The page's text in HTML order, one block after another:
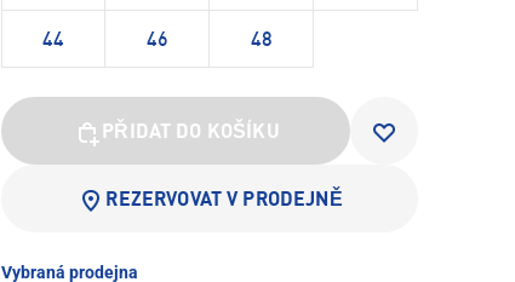
44 46 48
PŘIDAT DO KOŠÍKU
REZERVOVAT V PRODEJNĚ
Vybraná prodejna